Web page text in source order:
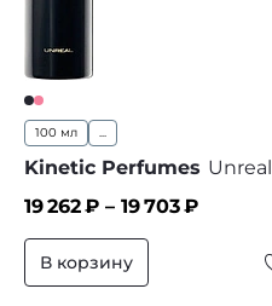
100 мл ...
Kinetic Perfumes Unreal
19 262₽ – 19 703₽
В корзину